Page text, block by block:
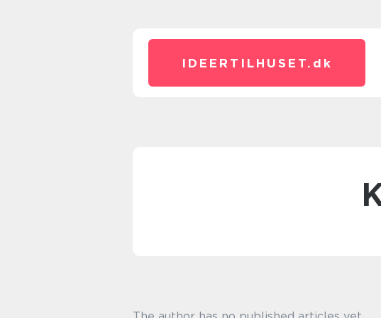
IDEERTILHUSET. dk